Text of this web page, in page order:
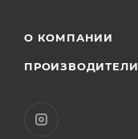
О КОМПАНИИ
ПРОИЗВОДИТЕЛИ